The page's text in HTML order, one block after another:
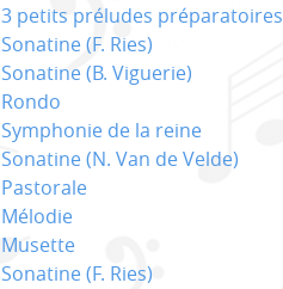
3 petits préludes préparatoires
Sonatine (F. Ries)
Sonatine (B. Viguerie)
Rondo
Symphonie de la reine
Sonatine (N. Van de Velde)
Pastorale
Mélodie
Musette
Sonatine (F. Ries)